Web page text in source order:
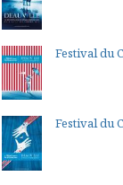
Festival du
Festival du